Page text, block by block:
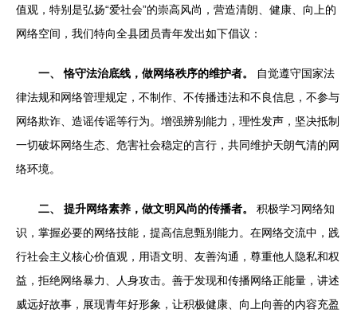
值观，特别是弘扬“爱社会”的崇高风尚，营造清朗、健康、向上的
网络空间，我们特向全县团员青年发出如下倡议：
一、 恪守法治底线，做网络秩序的维护者。
自觉遵守国家法
律法规和网络管理规定，不制作、不传播违法和不良信息，不参与
网络欺诈、造谣传谣等行为。增强辨别能力，理性发声，坚决抵制
一切破坏网络生态、危害社会稳定的言行，共同维护天朗气清的网
络环境。
二、 提升网络素养，做文明风尚的传播者。
积极学习网络知
识，掌握必要的网络技能，提高信息甄别能力。在网络交流中，践
行社会主义核心价值观，用语文明、友善沟通，尊重他人隐私和权
益，拒绝网络暴力、人身攻击。善于发现和传播网络正能量，讲述
威远好故事，展现青年好形象，让积极健康、向上向善的内容充盈